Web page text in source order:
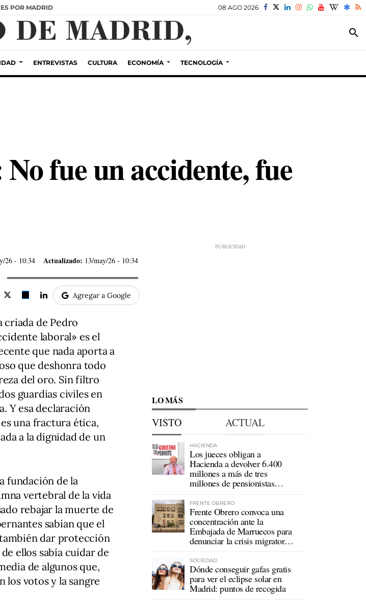
POR MADRID 08 AGO 2026
search
ENTREVISTAS CULTURA ECONOMÍA TECNOLOGÍA
fue un accidente, fue
26 - 10:34 Actualizado: 13/may/26 - 10:34
Agregar a Google
criada de Pedro
laboral» es el
que nada aporta a
que deshonra todo
del oro. Sin filtro
guardias civiles en
Y esa declaración
una fractura ética,
a la dignidad de un
fundación de la
vertebral de la vida
rebajar la muerte de
sabían que el
dar protección
ellos sabía cuidar de
de algunos que,
los votos y la sangre
LO MÁS
VISTO ACTUAL
HACIENDA
Los jueces obligan a
Hacienda a devolver 6.400
millones a más de tres
millones de pensionistas
FRENTE OBRERO
Frente Obrero convoca una
concentración ante la
Embajada de Marruecos para
denunciar la crisis migratoria
SOCIEDAD
Dónde conseguir gafas gratis
para ver el eclipse solar en
Madrid: puntos de recogida